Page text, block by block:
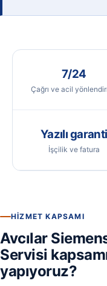
7/24
Çağrı ve acil
Yazılı garanti
İşçilik ve fatura
HIZMET KAPSAMI
Avcılar
Servisi
yapıyoruz?